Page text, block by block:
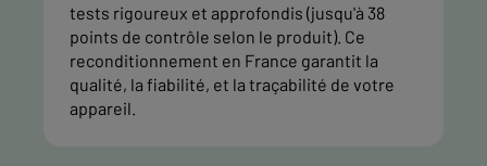
tests rigoureux et approfondis (jusqu'à 38
points de contrôle selon le produit). Ce
reconditionnement en France garantit la
qualité, la fiabilité, et la traçabilité de votre
appareil.